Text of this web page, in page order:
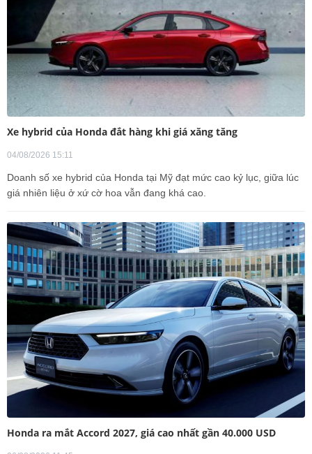
Xe hybrid của Honda đắt hàng khi giá xăng tăng
04/08/2026 15:11
Doanh số xe hybrid của Honda tại Mỹ đạt mức cao kỷ lục, giữa lúc
giá nhiên liệu ở xứ cờ hoa vẫn đang khá cao.
Honda ra mắt Accord 2027, giá cao nhất gần 40.000 USD